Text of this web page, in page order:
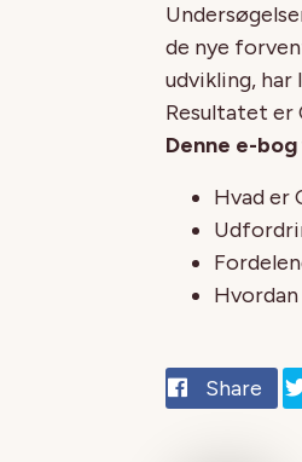
de nye
udvikling,
Resultatet er
Denne e-
Hvad er
Share